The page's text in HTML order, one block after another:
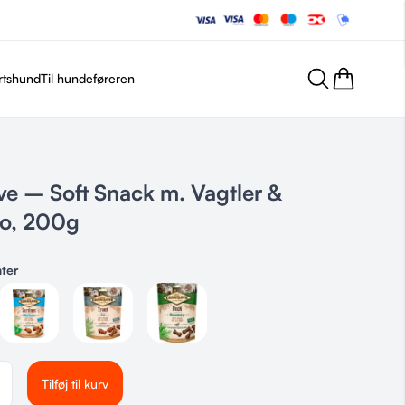
Til hundeføreren
– Soft Snack m. Vagtler &
200g
Tilføj til kurv